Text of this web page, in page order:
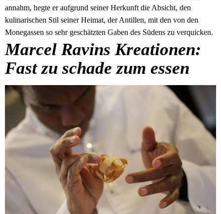
annahm, hegte er aufgrund seiner Herkunft die Absicht, den
kulinarischen Stil seiner Heimat, der Antillen, mit den von den
Monegassen so sehr geschätzten Gaben des Südens zu verquicken.
Marcel Ravins Kreationen:
Fast zu schade zum essen